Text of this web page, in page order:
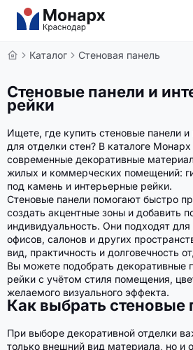
Каталог Стеновая панель
Стеновые панели и
рейки
Ищете, где купить стеновые панели
для отделки стен? В каталоге
современные декоративные
жилых и коммерческих помещений:
под камень и интерьерные рейки.
Стеновые панели помогают быстро
создать акцентные зоны и добавить
индивидуальность. Они подходят
офисов, салонов и других
вид, практичность и долговечность
Вы можете подобрать декоративные
рейки с учётом стиля помещения,
желаемого визуального эффекта.
Как выбрать стеновые
При выборе декоративной отделки
только внешний вид материала, но и